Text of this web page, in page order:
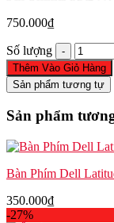
750.000₫
Số lượng
Pin
L440
L540
T540p
W541
số
Thêm Vào Giỏ Hàng
Sản phẩm tương tự
Sản phẩm
Bàn Phím Dell
350.000₫
-27%